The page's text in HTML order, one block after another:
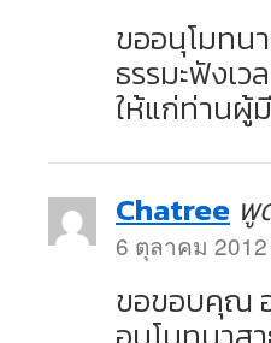
ขออนุโมทน
ธรรมะฟังเ
ให้แก่ท่านผู้
Chatree พู
6 ตุลาคม
ขอขอบคุณ